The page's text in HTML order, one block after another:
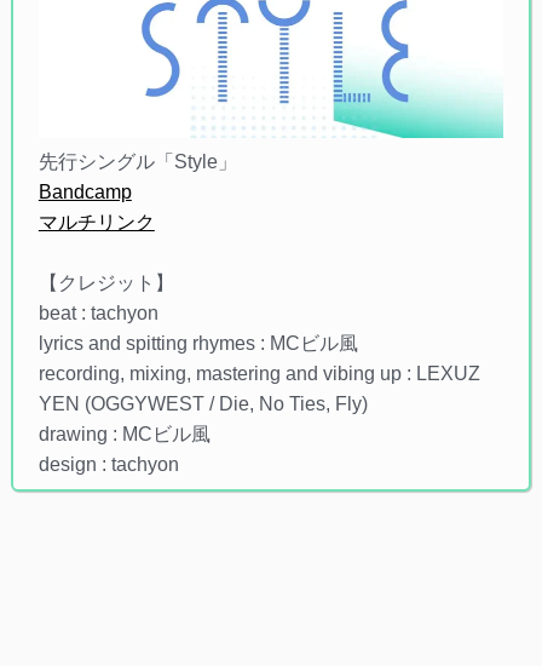
先行シングル「Style」
Bandcamp
マルチリンク
【クレジット】
beat : tachyon
lyrics and spitting rhymes : MCビル風
recording, mixing, mastering and vibing up : LEXUZ
YEN (OGGYWEST / Die, No Ties, Fly)
drawing : MCビル風
design : tachyon